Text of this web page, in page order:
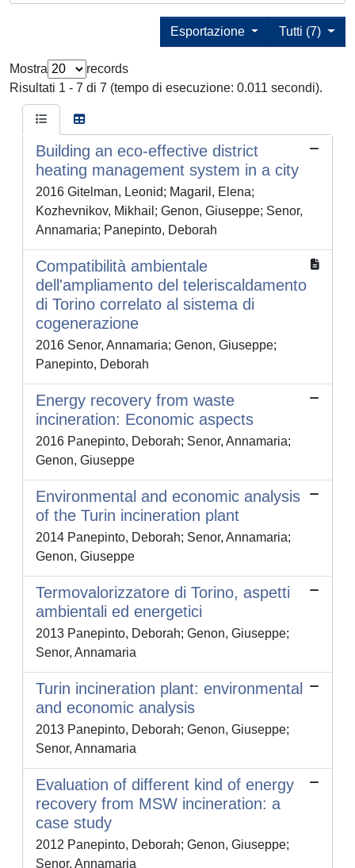
Tutti (7)
Esportazione
Mostra
records
Risultati 1 - 7 di 7 (tempo di esecuzione: 0.011 secondi).
Building an eco-effective district
heating management system in a city
2016 Gitelman, Leonid; Magaril, Elena;
Kozhevnikov, Mikhail; Genon, Giuseppe; Senor,
Annamaria; Panepinto, Deborah
Compatibilità ambientale
dell'ampliamento del teleriscaldamento
di Torino correlato al sistema di
cogenerazione
2016 Senor, Annamaria; Genon, Giuseppe;
Panepinto, Deborah
Energy recovery from waste
incineration: Economic aspects
2016 Panepinto, Deborah; Senor, Annamaria;
Genon, Giuseppe
Environmental and economic analysis
of the Turin incineration plant
2014 Panepinto, Deborah; Senor, Annamaria;
Genon, Giuseppe
Termovalorizzatore di Torino, aspetti
ambientali ed energetici
2013 Panepinto, Deborah; Genon, Giuseppe;
Senor, Annamaria
Turin incineration plant: environmental
and economic analysis
2013 Panepinto, Deborah; Genon, Giuseppe;
Senor, Annamaria
Evaluation of different kind of energy
recovery from MSW incineration: a
case study
2012 Panepinto, Deborah; Genon, Giuseppe;
Senor, Annamaria